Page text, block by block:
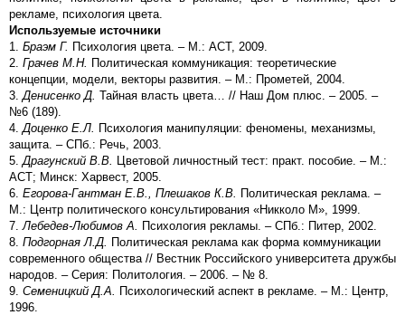
рекламе, психология цвета.
Используемые источники
1. Браэм Г. Психология цвета. – М.: АСТ, 2009.
2. Грачев М.Н. Политическая коммуникация: теоретические
концепции, модели, векторы развития. – М.: Прометей, 2004.
3. Денисенко Д. Тайная власть цвета… // Наш Дом плюс. – 2005. –
№6 (189).
4. Доценко Е.Л. Психология манипуляции: феномены, механизмы,
защита. – СПб.: Речь, 2003.
5. Драгунский В.В. Цветовой личностный тест: практ. пособие. – М.:
АСТ; Минск: Харвест, 2005.
6. Егорова-Гантман Е.В., Плешаков К.В. Политическая реклама. –
М.: Центр политического консультирования «Никколо М», 1999.
7. Лебедев-Любимов А. Психология рекламы. – СПб.: Питер, 2002.
8. Подгорная Л.Д. Политическая реклама как форма коммуникации
современного общества // Вестник Российского университета дружбы
народов. – Серия: Политология. – 2006. – № 8.
9. Семеницкий Д.А. Психологический аспект в рекламе. – М.: Центр,
1996.